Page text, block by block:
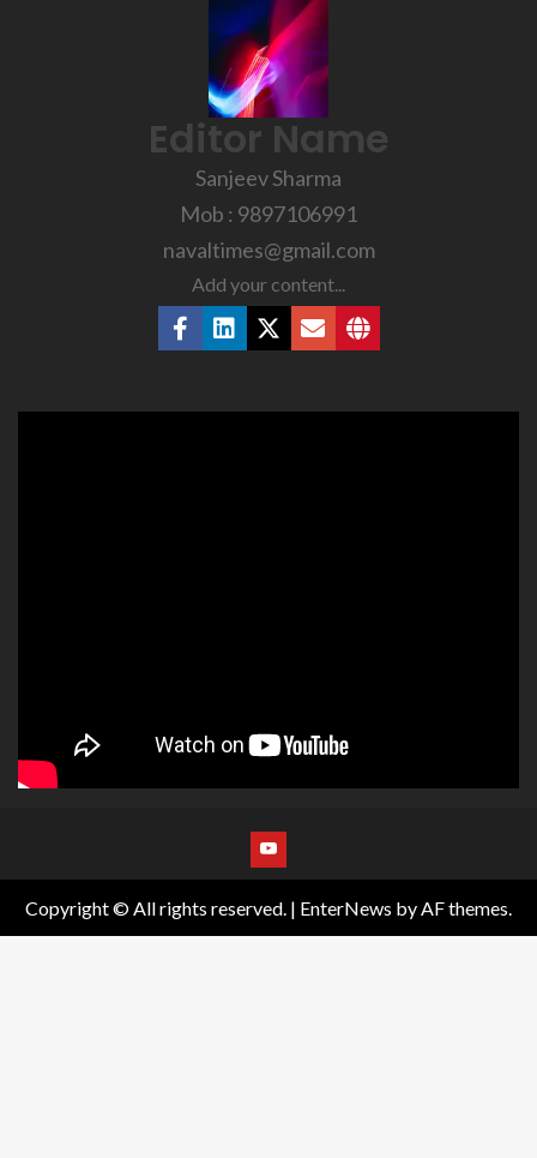
Editor Name
Sanjeev Sharma
Mob : 9897106991
navaltimes@gmail.com
Add your content...
Copyright © All rights reserved. | EnterNews by AF themes.